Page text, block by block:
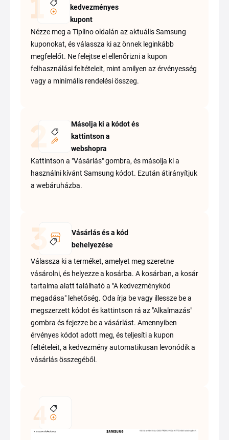
kedvezményes
kupont
Nézze meg a Tiplino oldalán az aktuális Samsung
kuponokat, és válassza ki az önnek leginkább
megfelelőt. Ne felejtse el ellenőrizni a kupon
felhasználási feltételeit, mint amilyen az érvényesség
vagy a minimális rendelési összeg.
Másolja ki a kódot és
kattintson a
webshopra
Kattintson a "Vásárlás" gombra, és másolja ki a
használni kívánt Samsung kódot. Ezután átirányítjuk
a webáruházba.
Vásárlás és a kód
behelyezése
Válassza ki a terméket, amelyet meg szeretne
vásárolni, és helyezze a kosárba. A kosárban, a kosár
tartalma alatt található a "A kedvezménykód
megadása" lehetőség. Oda írja be vagy illessze be a
megszerzett kódot és kattintson rá az "Alkalmazás"
gombra és fejezze be a vásárlást. Amennyiben
érvényes kódot adott meg, és teljesíti a kupon
feltételeit, a kedvezmény automatikusan levonódik a
vásárlás összegéből.